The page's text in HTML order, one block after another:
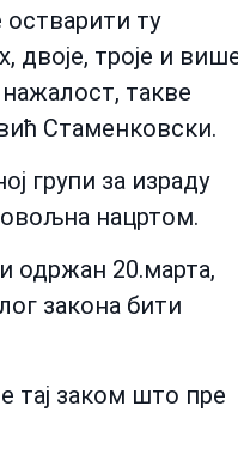
ту
двоје, троје и
такве
Стаменковски.
групи за израду
нацртом.
одржан 20.марта,
закона бити
тај заком што пре